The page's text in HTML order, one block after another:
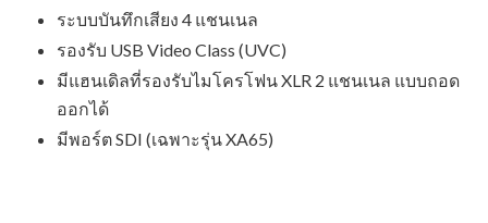
ระบบบันทึกเสียง 4 แชนเนล
รองรับ USB Video Class (UVC)
มีแฮนเดิลที่รองรับไมโครโฟน XLR 2 แชนเนล แบบถอด
ออกได้
มีพอร์ต SDI (เฉพาะรุ่น XA65)